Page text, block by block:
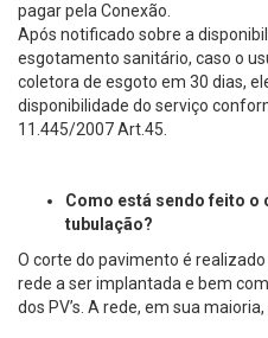
pagar pela Conexão.
Após notificado sobre a
esgotamento sanitário, caso o
coletora de esgoto em 30 dias,
disponibilidade do serviço
11.445/2007 Art.45.
Como está sendo feito o
tubulação?
O corte do pavimento é
rede a ser implantada e bem
dos PV’s. A rede, em sua